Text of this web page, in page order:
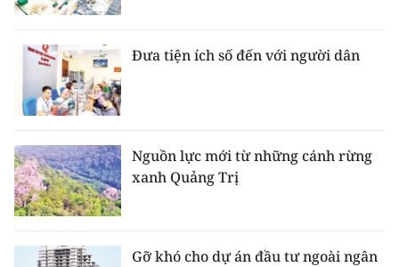
Đưa tiện ích số đến với người dân
Nguồn lực mới từ những cánh rừng
xanh Quảng Trị
Gỡ khó cho dự án đầu tư ngoài ngân